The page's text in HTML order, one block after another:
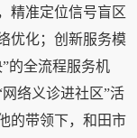
精准定位信号盲区
优化；创新服务模
的全流程服务机
络义诊进社区”活
的带领下，和田市